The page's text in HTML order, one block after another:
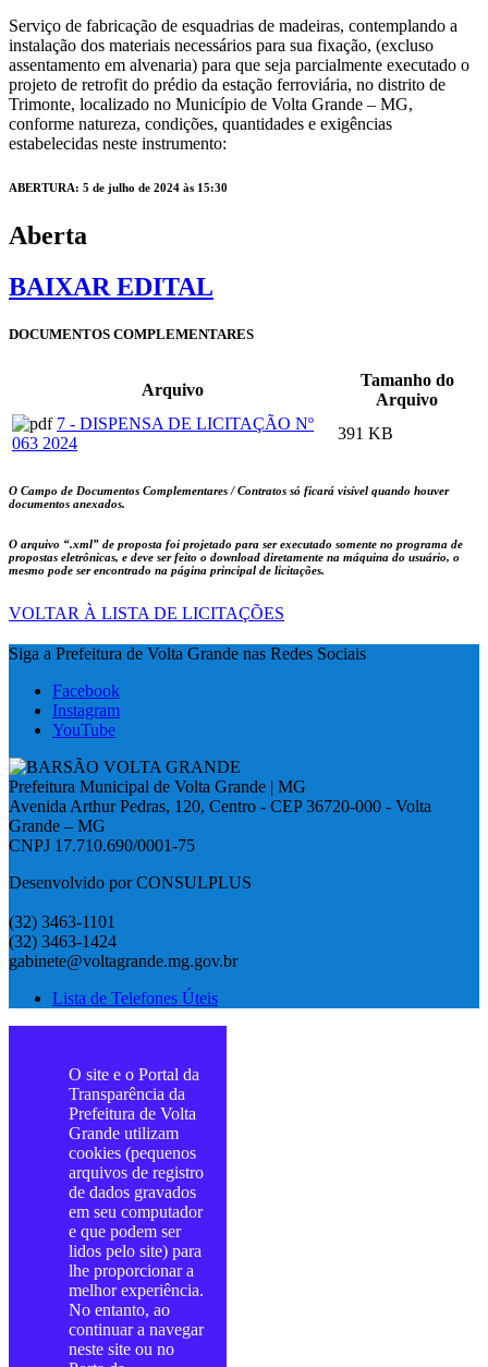
Serviço de fabricação de esquadrias de madeiras, contemplando a
instalação dos materiais necessários para sua fixação, (excluso
assentamento em alvenaria) para que seja parcialmente executado o
projeto de retrofit do prédio da estação ferroviária, no distrito de
Trimonte, localizado no Município de Volta Grande – MG,
conforme natureza, condições, quantidades e exigências
estabelecidas neste instrumento:
ABERTURA: 5 de julho de 2024 às 15:30
Aberta
BAIXAR EDITAL
DOCUMENTOS COMPLEMENTARES
Arquivo
Tamanho do
Arquivo
7 - DISPENSA DE LICITAÇÃO Nº
063 2024
391 KB
O Campo de Documentos Complementares / Contratos só ficará visível quando houver
documentos anexados.
O arquivo “.xml” de proposta foi projetado para ser executado somente no programa de
propostas eletrônicas, e deve ser feito o download diretamente na máquina do usuário, o
mesmo pode ser encontrado na página principal de licitações.
VOLTAR À LISTA DE LICITAÇÕES
Siga a Prefeitura de Volta Grande nas Redes Sociais
Facebook
Instagram
YouTube
Prefeitura Municipal de Volta Grande | MG
Avenida Arthur Pedras, 120, Centro - CEP 36720-000 - Volta
Grande – MG
CNPJ 17.710.690/0001-75
Desenvolvido por CONSULPLUS
(32) 3463-1101
(32) 3463-1424
gabinete@voltagrande.mg.gov.br
Lista de Telefones Úteis
O site e o Portal da
Transparência da
Prefeitura de Volta
Grande utilizam
cookies (pequenos
arquivos de registro
de dados gravados
em seu computador
e que podem ser
lidos pelo site) para
lhe proporcionar a
melhor experiência.
No entanto, ao
continuar a navegar
neste site ou no